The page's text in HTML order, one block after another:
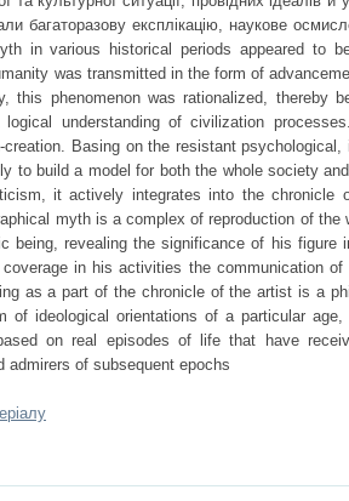
багаторазову експлікацію, наукове
in various historical periods appeared to
was transmitted in the form of
this phenomenon was rationalized, thereby
logical understanding of civilization
Basing on the resistant
to build a model for both the whole society
it actively integrates into the chronicle
myth is a complex of reproduction of the
being, revealing the significance of his figure
in his activities the communication
as a part of the chronicle of the artist is a
of ideological orientations of a particular
on real episodes of life that have
admirers of subsequent epochs